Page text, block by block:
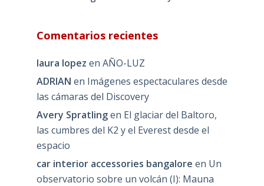
Comentarios recientes
laura lopez en AÑO-LUZ
ADRIAN en Imágenes espectaculares desde
las cámaras del Discovery
Avery Spratlingen El glaciar del Baltoro,
las cumbres del K2 y el Everest desde el
espacio
car interior accessories bangalore en Un
observatorio sobre un volcán (I): Mauna